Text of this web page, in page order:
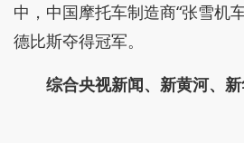
中，中国摩托车制造商“张雪机
德比斯夺得冠军。
综合央视新闻、新黄河、